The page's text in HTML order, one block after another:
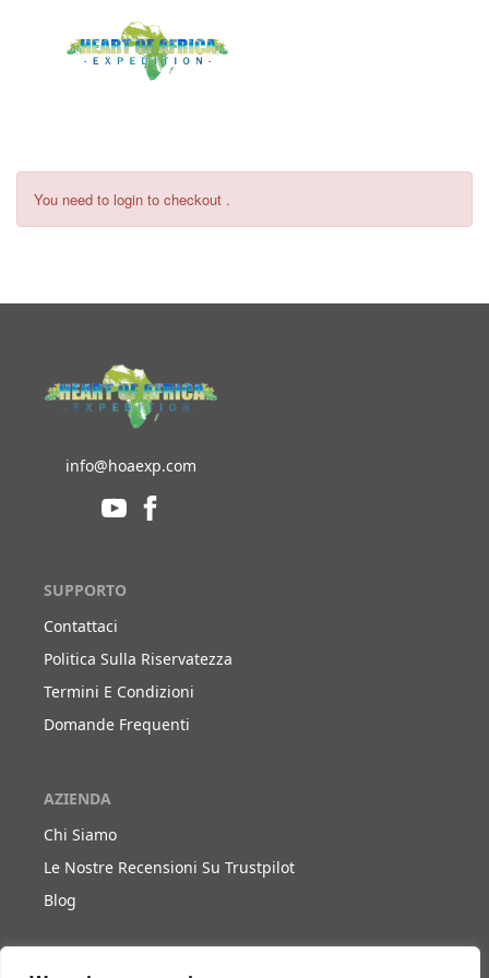
Pagamento pacchetti membro
You need to login to checkout .
info@hoaexp.com
SUPPORTO
Contattaci
Politica Sulla Riservatezza
Termini E Condizioni
Domande Frequenti
AZIENDA
Chi Siamo
Le Nostre Recensioni Su Trustpilot
Blog